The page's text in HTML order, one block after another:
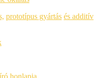
prototípus gyártás és additív
honlapja